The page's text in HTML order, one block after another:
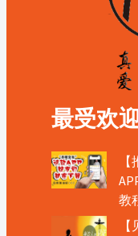
最受欢
教